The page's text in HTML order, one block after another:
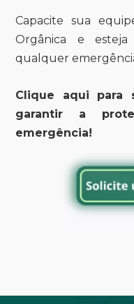
Capacite sua
Orgânica e
qualquer
Clique aqui para
garantir a
emergência!